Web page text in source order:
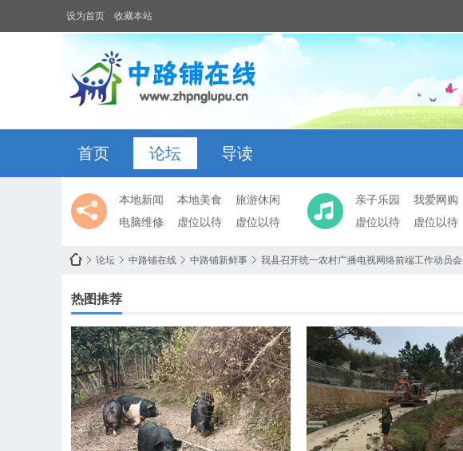
设为首页 收藏本站
首页 论坛 导读
本地新闻 本地美食
旅游休闲
电脑维修
虚位以待 虚位以待
亲子乐园 我爱网购
虚位以待
虚位以待
中
论坛 中路铺在线 中路铺新鲜事 我县召开统一农村广播电视网络前端工作动员会
热图推荐